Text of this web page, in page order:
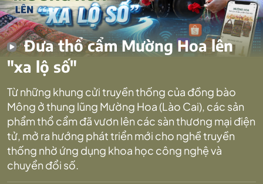
Đưa thổ cẩm Mường Hoa lên
"xa lộ số"
Từ những khung cửi truyền thống của đồng bào
Mông ở thung lũng Mường Hoa (Lào Cai), các sản
phẩm thổ cẩm đã vươn lên các sàn thương mại điện
tử, mở ra hướng phát triển mới cho nghề truyền
thống nhờ ứng dụng khoa học công nghệ và
chuyển đổi số.